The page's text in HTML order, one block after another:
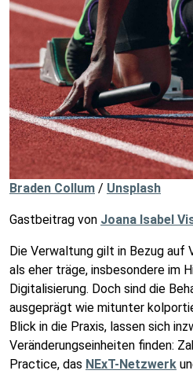
Braden Collum / Unsplash
Gastbeitrag von Joana Isabel
Die Verwaltung gilt in Bezug auf
als eher träge, insbesondere im
Digitalisierung. Doch sind die
ausgeprägt wie mitunter
Blick in die Praxis, lassen sich
Veränderungseinheiten finden:
Practice, das NExT-Netzwerk